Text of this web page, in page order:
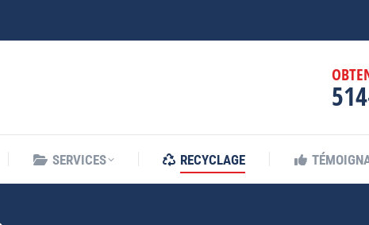
SERVICES RECYCLAGE